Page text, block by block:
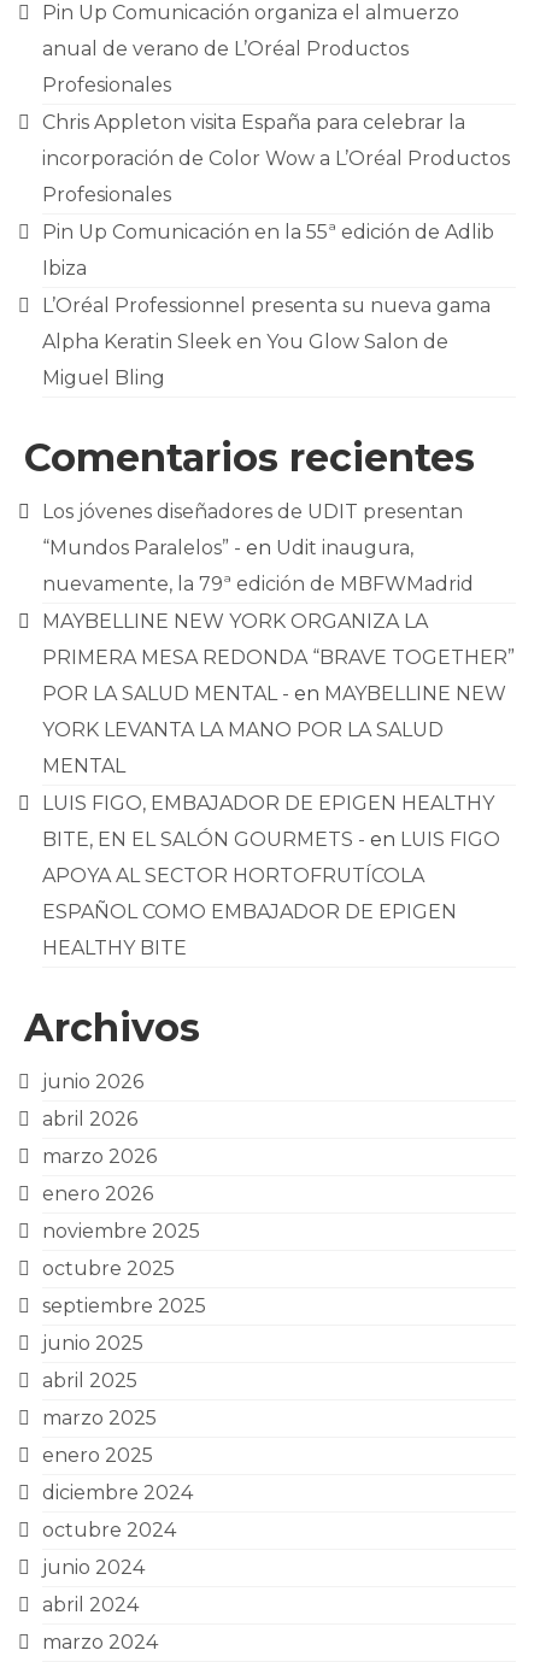
Pin Up Comunicación organiza el almuerzo
anual de verano de L’Oréal Productos
Profesionales
Chris Appleton visita España para celebrar la
incorporación de Color Wow a L’Oréal Productos
Profesionales
Pin Up Comunicación en la 55ª edición de Adlib
Ibiza
L’Oréal Professionnel presenta su nueva gama
Alpha Keratin Sleek en You Glow Salon de
Miguel Bling
Comentarios recientes
Los jóvenes diseñadores de UDIT presentan
“Mundos Paralelos” - en Udit inaugura,
nuevamente, la 79ª edición de MBFWMadrid
MAYBELLINE NEW YORK ORGANIZA LA
PRIMERA MESA REDONDA “BRAVE TOGETHER”
POR LA SALUD MENTAL - en MAYBELLINE NEW
YORK LEVANTA LA MANO POR LA SALUD
MENTAL
LUIS FIGO, EMBAJADOR DE EPIGEN HEALTHY
BITE, EN EL SALÓN GOURMETS - en LUIS FIGO
APOYA AL SECTOR HORTOFRUTÍCOLA
ESPAÑOL COMO EMBAJADOR DE EPIGEN
HEALTHY BITE
Archivos
junio 2026
abril 2026
marzo 2026
enero 2026
noviembre 2025
octubre 2025
septiembre 2025
junio 2025
abril 2025
marzo 2025
enero 2025
diciembre 2024
octubre 2024
junio 2024
abril 2024
marzo 2024